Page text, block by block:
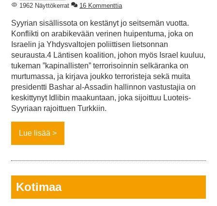
1962 Näyttökerrat
16 Kommenttia
Syyrian sisällissota on kestänyt jo seitsemän vuotta.
Konflikti on arabikevään verinen huipentuma, joka on
Israelin ja Yhdysvaltojen poliittisen lietsonnan
seurausta.4 Läntisen koalition, johon myös Israel kuuluu,
tukeman ”kapinallisten” terrorisoinnin selkäranka on
murtumassa, ja kirjava joukko terroristeja sekä muita
presidentti Bashar al-Assadin hallinnon vastustajia on
keskittynyt Idlibin maakuntaan, joka sijoittuu Luoteis-
Syyriaan rajoittuen Turkkiin.
Lue lisää
Kotimaa